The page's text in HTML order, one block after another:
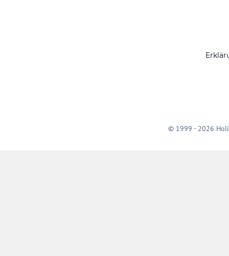
© 1999 - 2026